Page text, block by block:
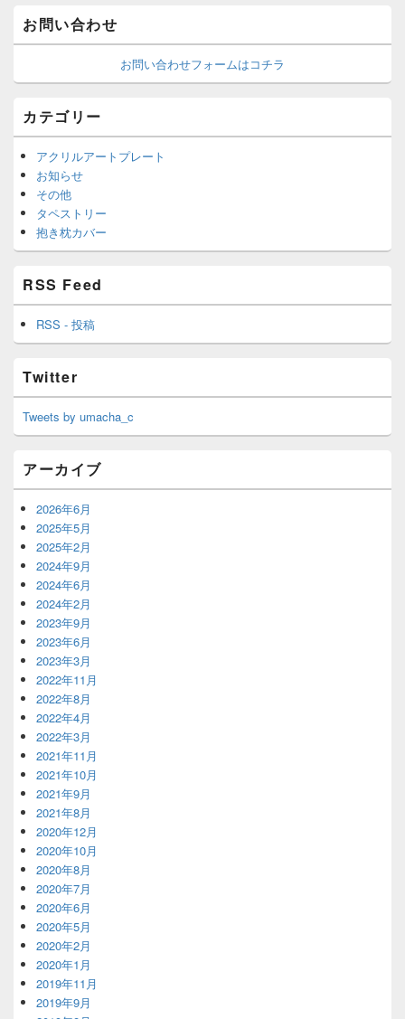
お問い合わせ
お問い合わせフォームはコチラ
カテゴリー
アクリルアートプレート
お知らせ
その他
タペストリー
抱き枕カバー
RSS Feed
RSS - 投稿
Twitter
Tweets by umacha_c
アーカイブ
2026年6月
2025年5月
2025年2月
2024年9月
2024年6月
2024年2月
2023年9月
2023年6月
2023年3月
2022年11月
2022年8月
2022年4月
2022年3月
2021年11月
2021年10月
2021年9月
2021年8月
2020年12月
2020年10月
2020年8月
2020年7月
2020年6月
2020年5月
2020年2月
2020年1月
2019年11月
2019年9月